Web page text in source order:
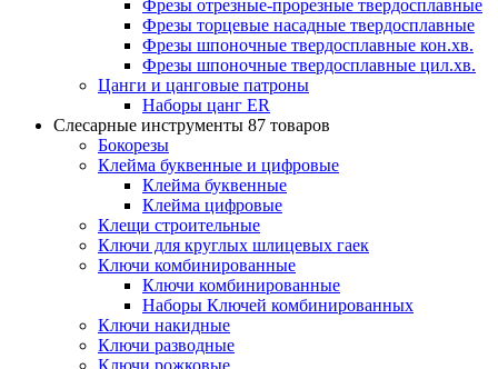
Фрезы отрезные-прорезные твердосплавные
Фрезы торцевые насадные твердосплавные
Фрезы шпоночные твердосплавные кон.хв.
Фрезы шпоночные твердосплавные цил.хв.
Цанги и цанговые патроны
Наборы цанг ER
Слесарные инструменты 87 товаров
Бокорезы
Клейма буквенные и цифровые
Клейма буквенные
Клейма цифровые
Клещи строительные
Ключи для круглых шлицевых гаек
Ключи комбинированные
Ключи комбинированные
Наборы Ключей комбинированных
Ключи накидные
Ключи разводные
Ключи рожковые